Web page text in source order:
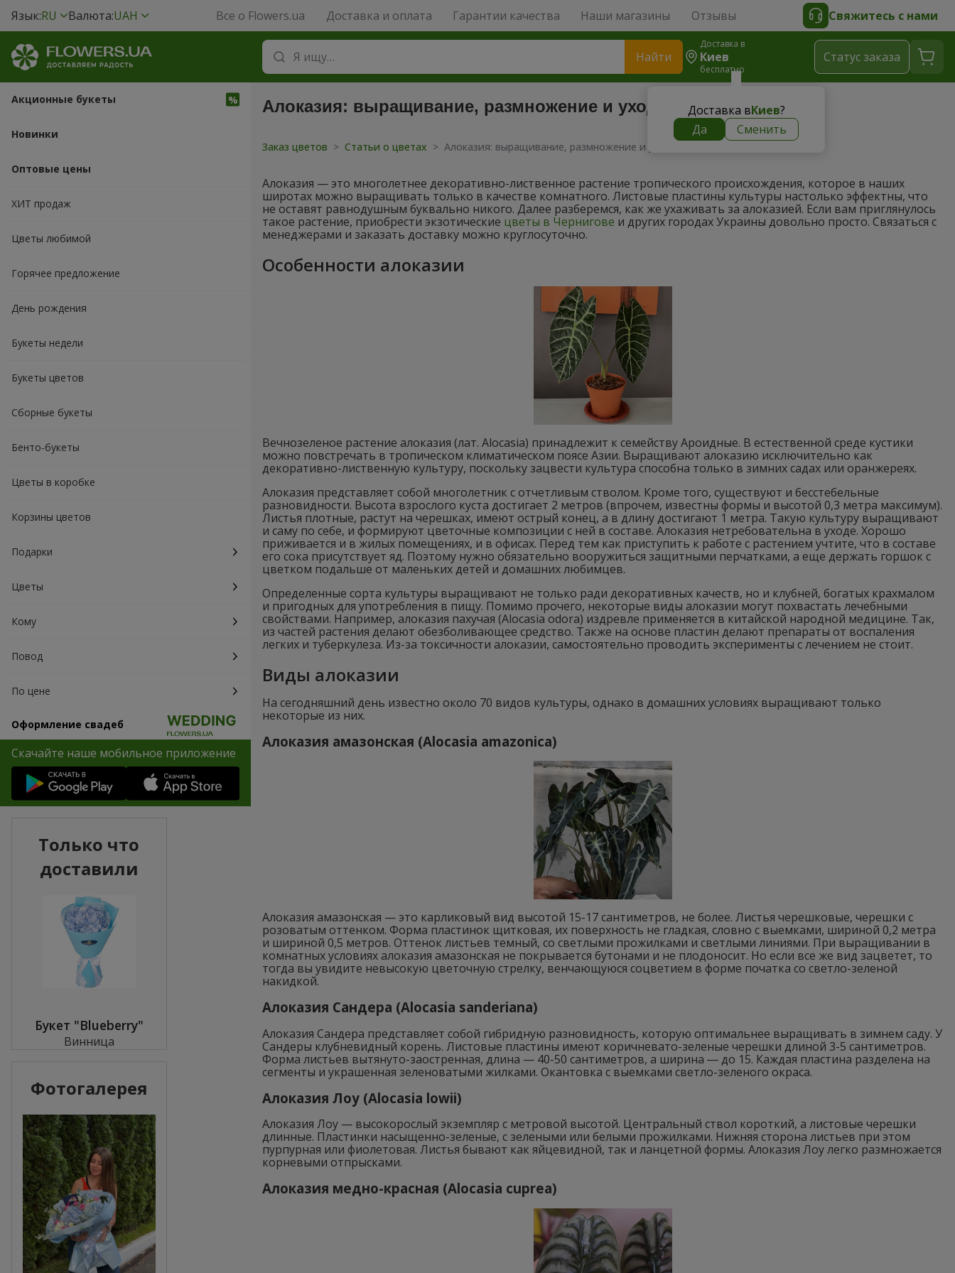
Язык:RU Валюта:UAH Все о Flowers.ua Доставка и оплата Гарантии качества Наши магазины Отзывы Свяжитесь с нами
Найти
Доставка в
Киев
бесплатно
Доставка вКиев?
Да
Сменить
Cтатус заказа
Акционные букеты
Новинки
Оптовые цены
ХИТ продаж
Цветы любимой
Горячее предложение
День рождения
Букеты недели
Букеты цветов
Сборные букеты
Бенто-букеты
Цветы в коробке
Корзины цветов
Подарки
Цветы
Кому
Повод
По цене
Оформление свадеб
Скачайте наше мобильное приложение
Алоказия: выращивание, размножение и уход
Заказ цветов > Статьи о цветах > Алоказия: выращивание, размножение и уход
Алоказия — это многолетнее декоративно-лиственное растение тропического происхождения, которое в наших
широтах можно выращивать только в качестве комнатного. Листовые пластины культуры настолько эффектны, что
не оставят равнодушным буквально никого. Далее разберемся, как же ухаживать за алоказией. Если вам приглянулось
такое растение, приобрести экзотические цветы в Чернигове и других городах Украины довольно просто. Связаться с
менеджерами и заказать доставку можно круглосуточно.
Особенности алоказии
Вечнозеленое растение алоказия (лат. Alocasia) принадлежит к семейству Ароидные. В естественной среде кустики
можно повстречать в тропическом климатическом поясе Азии. Выращивают алоказию исключительно как
декоративно-лиственную культуру, поскольку зацвести культура способна только в зимних садах или оранжереях.
Алоказия представляет собой многолетник с отчетливым стволом. Кроме того, существуют и бесстебельные
разновидности. Высота взрослого куста достигает 2 метров (впрочем, известны формы и высотой 0,3 метра максимум).
Листья плотные, растут на черешках, имеют острый конец, а в длину достигают 1 метра. Такую культуру выращивают
и саму по себе, и формируют цветочные композиции с ней в составе. Алоказия нетребовательна в уходе. Хорошо
приживается и в жилых помещениях, и в офисах. Перед тем как приступить к работе с растением учтите, что в составе
его сока присутствует яд. Поэтому нужно обязательно вооружиться защитными перчатками, а еще держать горшок с
цветком подальше от маленьких детей и домашних любимцев.
Определенные сорта культуры выращивают не только ради декоративных качеств, но и клубней, богатых крахмалом
и пригодных для употребления в пищу. Помимо прочего, некоторые виды алоказии могут похвастать лечебными
свойствами. Например, алоказия пахучая (Alocasia odora) издревле применяется в китайской народной медицине. Так,
из частей растения делают обезболивающее средство. Также на основе пластин делают препараты от воспаления
легких и туберкулеза. Из-за токсичности алоказии, самостоятельно проводить эксперименты с лечением не стоит.
Виды алоказии
На сегодняшний день известно около 70 видов культуры, однако в домашних условиях выращивают только
некоторые из них.
Алоказия амазонская (Alocasia amazonica)
Алоказия амазонская — это карликовый вид высотой 15-17 сантиметров, не более. Листья черешковые, черешки с
розоватым оттенком. Форма пластинок щитковая, их поверхность не гладкая, словно с выемками, шириной 0,2 метра
и шириной 0,5 метров. Оттенок листьев темный, со светлыми прожилками и светлыми линиями. При выращивании в
комнатных условиях алоказия амазонская не покрывается бутонами и не плодоносит. Но если все же вид зацветет, то
тогда вы увидите невысокую цветочную стрелку, венчающуюся соцветием в форме початка со светло-зеленой
накидкой.
Алоказия Сандера (Alocasia sanderiana)
Алоказия Сандера представляет собой гибридную разновидность, которую оптимальнее выращивать в зимнем саду. У
Сандеры клубневидный корень. Листовые пластины имеют коричневато-зеленые черешки длиной 3-5 сантиметров.
Форма листьев вытянуто-заостренная, длина — 40-50 сантиметров, а ширина ― до 15. Каждая пластина разделена на
сегменты и украшенная зеленоватыми жилками. Окантовка с выемками светло-зеленого окраса.
Алоказия Лоу (Alocasia lowii)
Алоказия Лоу — высокорослый экземпляр с метровой высотой. Центральный ствол короткий, а листовые черешки
длинные. Пластинки насыщенно-зеленые, с зелеными или белыми прожилками. Нижняя сторона листьев при этом
пурпурная или фиолетовая. Листья бывают как яйцевидной, так и ланцетной формы. Алоказия Лоу легко размножается
корневыми отпрысками.
Алоказия медно-красная (Alocasia cuprea)
Только что
доставили
Букет "Blueberry"
Винница
Фотогалерея